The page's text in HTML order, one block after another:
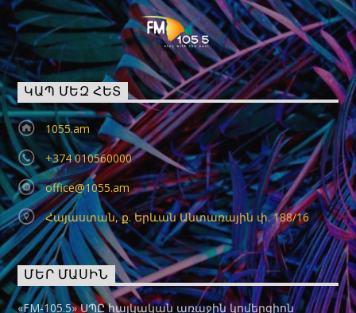
ԿԱՊ ՄԵԶ ՀԵՏ
1055.am
+374 010560000
office@1055.am
Հայաստան, ք. Երևան Անտառային փ. 188/16
ՄԵՐ ՄԱՍԻՆ
«FM-105.5» ՍՊԸ հայկական առաջին կոմերցիոն